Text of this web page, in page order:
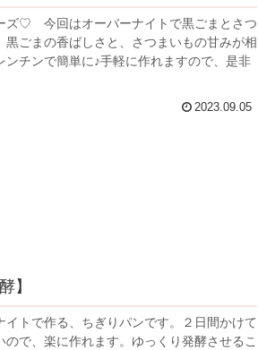
ズ♡ 今回はオーバーナイトで黒ごまとさつ
ごまの香ばしさと、さつまいもの甘みが相
チンで簡単に♪手軽に作れますので、是非
2023.09.05
】
トで作る、ちぎりパンです。２日間かけて
で、楽に作れます。ゆっくり発酵させるこ